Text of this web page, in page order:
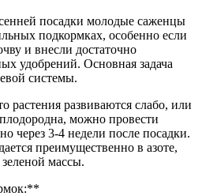
посадки молодые саженцы
подкормках, особенно если
и внесли достаточно
удобрений. Основная задача
системы.
растения развиваются слабо, или
можно провести
через 3-4 недели после посадки.
преимущественно в азоте,
массы.